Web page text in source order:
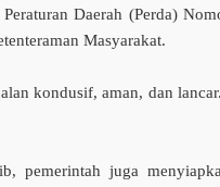
Daerah (Perda)
Masyarakat.
kondusif, aman, dan
pemerintah juga